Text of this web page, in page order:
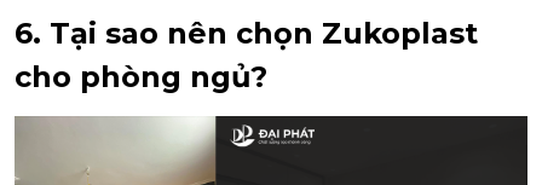
6. Tại sao nên chọn Zukoplast
cho phòng ngủ?